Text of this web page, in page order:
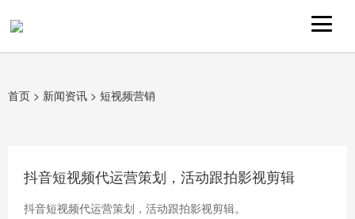
首页 > 新闻资讯 > 短视频营销
抖音短视频代运营策划，活动跟拍影视剪辑
抖音短视频代运营策划，活动跟拍影视剪辑。